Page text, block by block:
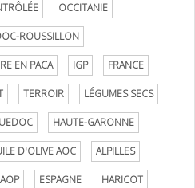
OCCITANIE
ROUSSILLON
EN PACA IGP FRANCE
TERROIR LÉGUMES SECS
HAUTE-GARONNE
D'OLIVE AOC ALPILLES
AOP ESPAGNE HARICOT